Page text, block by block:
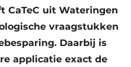
CaTeC uit Wateringen
vraagstukken
Daarbij is
applicatie exact de